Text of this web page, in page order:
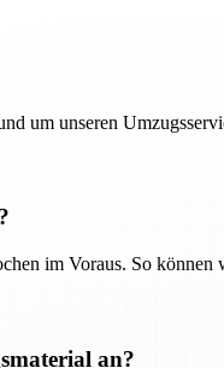
um unseren
im Voraus. So
an?